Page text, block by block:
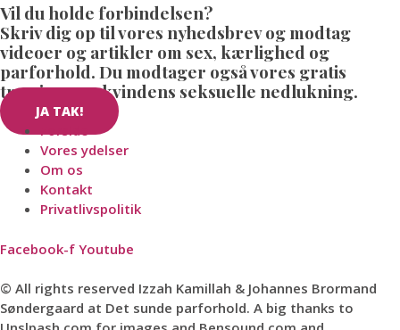
Vil du holde forbindelsen?
Skriv dig op til vores nyhedsbrev og modtag
videoer og artikler om sex, kærlighed og
parforhold. Du modtager også vores gratis
træning, om kvindens seksuelle nedlukning.
JA TAK!
Forside
Vores ydelser
Om os
Kontakt
Privatlivspolitik
Facebook-f Youtube
© All rights reserved Izzah Kamillah & Johannes Brormand
Søndergaard at Det sunde parforhold. A big thanks to